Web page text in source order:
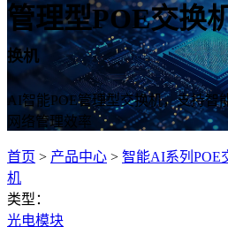
管理型POE交换
换机
AI智能POE管理型交换机，支持智
网络管理效率
首页 > 产品中心 > 智能AI系列POE
机
类型：
光电模块